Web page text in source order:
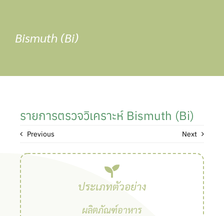
contentBismuth (Bi)
รายการตรวจวิเคราะห์ Bismuth (Bi)
Previous Next
ประเภทตัวอย่าง
ผลิตภัณฑ์อาหาร